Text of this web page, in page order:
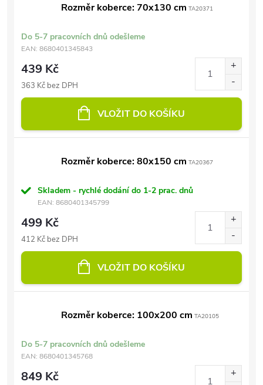
Rozměr koberce: 70x130 cm TA20371
Do 5-7 pracovních dnů odešleme
EAN: 8680401345843
439 Kč
363 Kč bez DPH
VLOŽIT DO KOŠÍKU
Rozměr koberce: 80x150 cm TA20367
Skladem - rychlé dodání do 1-2 prac. dnů
EAN: 8680401345799
499 Kč
412 Kč bez DPH
VLOŽIT DO KOŠÍKU
Rozměr koberce: 100x200 cm TA20105
Do 5-7 pracovních dnů odešleme
EAN: 8680401345768
849 Kč